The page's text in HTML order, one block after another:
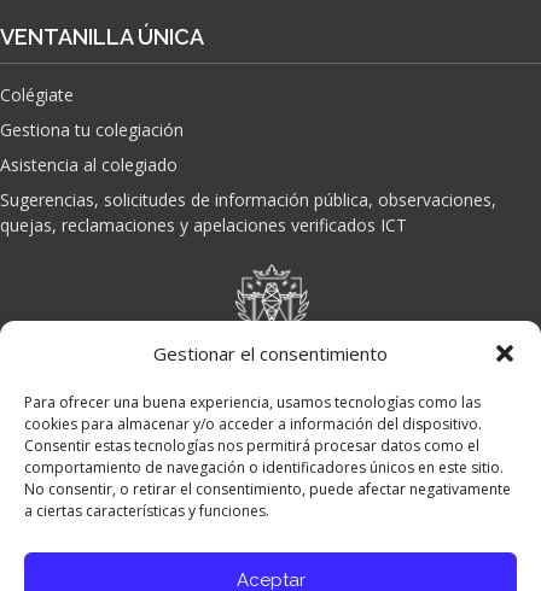
Gestionar el consentimiento
Para ofrecer una buena experiencia, usamos tecnologías como las
cookies para almacenar y/o acceder a información del dispositivo.
Consentir estas tecnologías nos permitirá procesar datos como el
comportamiento de navegación o identificadores únicos en este sitio.
No consentir, o retirar el consentimiento, puede afectar negativamente
a ciertas características y funciones.
Aceptar
VENTANILLA ÚNICA
Colégiate
Gestiona tu colegiación
Asistencia al colegiado
Sugerencias, solicitudes de información pública, observaciones,
quejas, reclamaciones y apelaciones verificados ICT